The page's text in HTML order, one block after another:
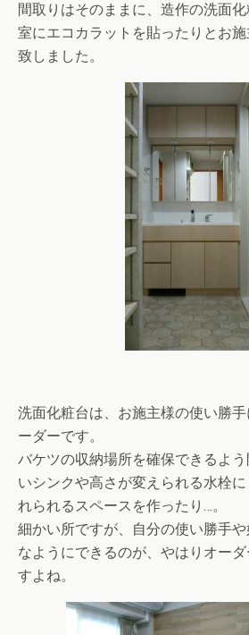
間取りはそのままに、造作の洗面
室にエコカラットを貼ったりとお
致しました。
洗面化粧台は、お施主様の使い勝
ーダーです。
バケツの収納場所を確保できるよ
いシンクや高さが変えられる水栓
れられるスペースを作ったり…。
細かい所ですが、自分の使い勝手
なようにできるのが、やはりオー
すよね。